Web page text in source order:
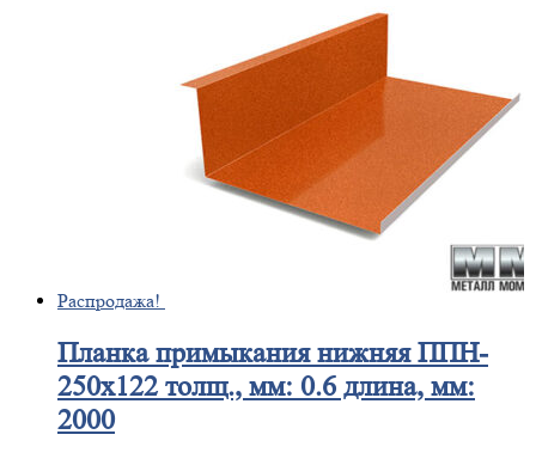
Распродажа!
Планкапримыкания нижняя ППН-
250х122 толщ., мм: 0.6 длина, мм:
2000